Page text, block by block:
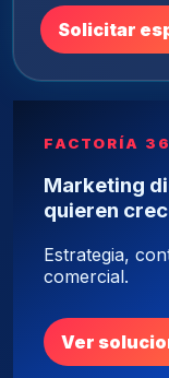
Solicitar
FACTORÍA
Marketing
quieren
Estrategia,
comercial.
Ver